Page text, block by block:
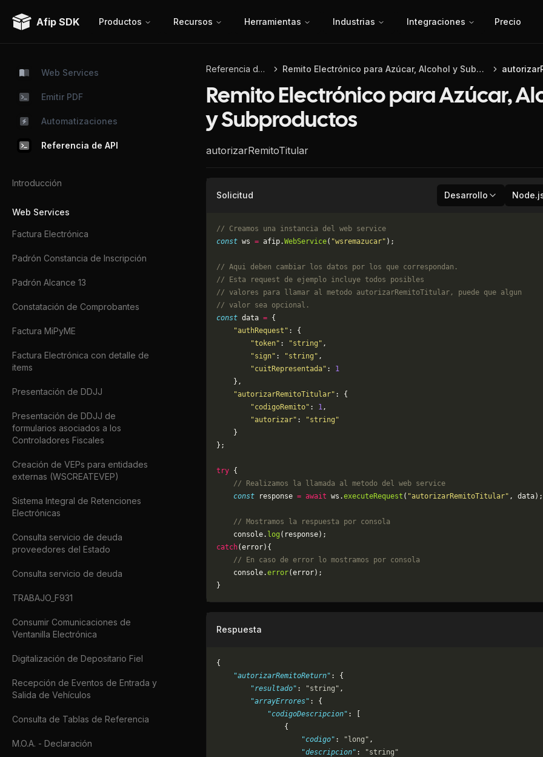
Afip SDK Productos Recursos Herramientas Industrias Integraciones Precio
Web Services
Emitir PDF
Automatizaciones
Referencia de API
Introducción
Web Services
Factura Electrónica
Padrón Constancia de Inscripción
Padrón Alcance 13
Constatación de Comprobantes
Factura MiPyME
Factura Electrónica con detalle de
items
Presentación de DDJJ
Presentación de DDJJ de
formularios asociados a los
Controladores Fiscales
Creación de VEPs para entidades
externas (WSCREATEVEP)
Sistema Integral de Retenciones
Electrónicas
Consulta servicio de deuda
proveedores del Estado
Consulta servicio de deuda
TRABAJO_F931
Consumir Comunicaciones de
Ventanilla Electrónica
Digitalización de Depositario Fiel
Recepción de Eventos de Entrada y
Salida de Vehículos
Consulta de Tablas de Referencia
M.O.A. - Declaración
Referencia de API Remito Electrónico para Azúcar, Alcohol y Subproductos
Remito Electrónico para Azúcar,
y Subproductos
autorizarRemitoTitular
Solicitud Desarrollo
// Creamos una instancia del web service
const ws = afip.WebService( "wsremazucar" );
// Aqui deben cambiar los datos por los que correspondan.
// Esta request de ejemplo incluye todos posibles
// valores para llamar al metodo autorizarRemitoTitular, puede que algun
// valor sea opcional.
const data = {
    "authRequest"
: {
        "token"
: "string" ,
        "sign"
: "string" ,
        "cuitRepresentada"
: 1
    },
    "autorizarRemitoTitular"
: {
        "codigoRemito"
: 1,
        "autorizar"
:
"string"
    }
};
try {
    // Realizamos la llamada al metodo del web service
    const
response = await ws.executeRequest ( "autorizarRemitoTitular" , data);
    // Mostramos la respuesta por consola
    console.
log (response);
catch(error){
    // En caso de error lo mostramos por consola
	console.
error(error);
}
Respuesta
{
    "autorizarRemitoReturn"
: {
        "resultado"
: "string" ,
        "arrayErrores"
: {
            "codigoDescripcion"
: [
                {
                    "codigo"
: "long" ,
                    "descripcion"
:
"string"